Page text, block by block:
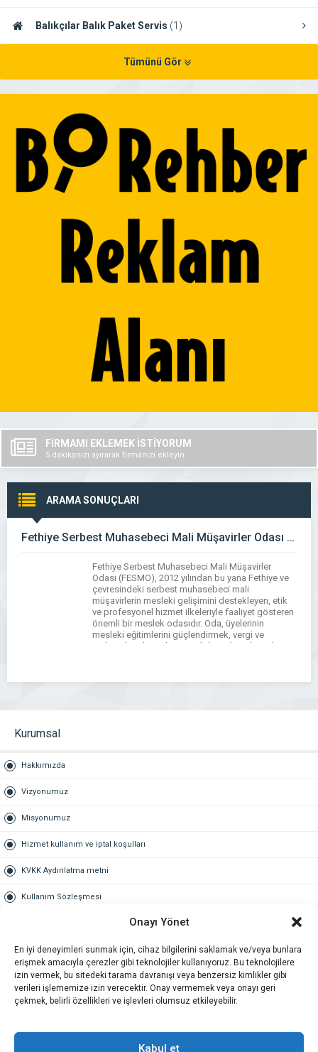
Onayı Yönet
En iyi deneyimleri sunmak için, cihaz bilgilerini saklamak ve/veya bunlara
erişmek amacıyla çerezler gibi teknolojiler kullanıyoruz. Bu teknolojilere
izin vermek, bu sitedeki tarama davranışı veya benzersiz kimlikler gibi
verileri işlememize izin verecektir. Onay vermemek veya onayı geri
çekmek, belirli özellikleri ve işlevleri olumsuz etkileyebilir.
Kabul et
Balıkçılar Balık Paket Servis (1)
Tümünü Gör
FİRMAMI EKLEMEK İSTİYORUM
5 dakikanızı ayırarak firmanızı ekleyin..
ARAMA SONUÇLARI
Fethiye Serbest Muhasebeci Mali Müşavirler Odası (FESMO)
Fethiye Serbest Muhasebeci Mali Müşavirler
Odası (FESMO), 2012 yılından bu yana Fethiye ve
çevresindeki serbest muhasebeci mali
müşavirlerin mesleki gelişimini destekleyen, etik
ve profesyonel hizmet ilkeleriyle faaliyet gösteren
önemli bir meslek odasıdır. Oda, üyelerinin
mesleki eğitimlerini güçlendirmek, vergi ve
muhasebe alanında güncel düzenlemeleri takip
seminerler, eğitim […]
Kurumsal
Hakkımızda
Vizyonumuz
Misyonumuz
Hizmet kullanım ve iptal koşulları
KVKK Aydınlatma metni
Kullanım Sözleşmesi
Gold üyelik nedir
Kariyer